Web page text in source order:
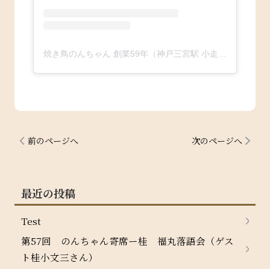
焼き鳥のんちゃん 創業59年（神戸三宮駅 小走り30秒）since1963(@nonchan.yakitori)がシェアした投稿
前のページへ 次のページへ
最近の投稿
Test
第57回 のんちゃん寄席ー桂 福丸落語会（ゲス
ト桂小文三さん）